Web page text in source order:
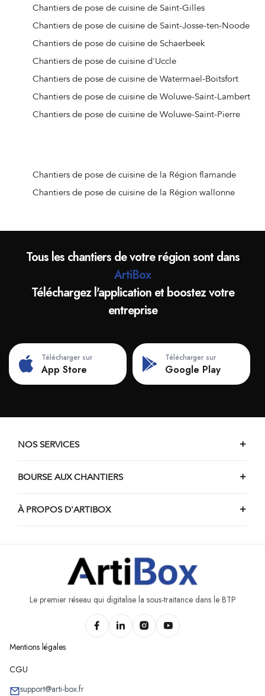
Chantiers de pose de cuisine de Saint-Gilles
Chantiers de pose de cuisine de Saint-Josse-ten-Noode
Chantiers de pose de cuisine de Schaerbeek
Chantiers de pose de cuisine d'Uccle
Chantiers de pose de cuisine de Watermael-Boitsfort
Chantiers de pose de cuisine de Woluwe-Saint-Lambert
Chantiers de pose de cuisine de Woluwe-Saint-Pierre
Chantiers de pose de cuisine de la Région flamande
Chantiers de pose de cuisine de la Région wallonne
Tous les chantiers de votre région sont dans
ArtiBox
Téléchargez l'application et boostez votre
entreprise
Télécharger sur
App Store
Télécharger sur
Google Play
NOS SERVICES
BOURSE AUX CHANTIERS
À PROPOS D'ARTIBOX
Le premier réseau qui digitalise la sous-traitance dans le BTP
Mentions légales
CGU
support@arti-box.fr